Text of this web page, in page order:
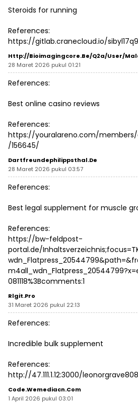
Steroids for running
References:
https://gitlab.cranecloud.io/
Http://bioimagingcore.be/q2a/user/
28 Maret 2026 pukul 01:21
References:
Best online casino reviews
References:
https://youralareno.com/
/156645/
Dartfreundephilippsthal.de
28 Maret 2026 pukul 03:57
References:
Best legal supplement for muscle
References:
https://bw-feldpost-
portal.de/
081118%3Bcomments:1
Rlgit.pro
31 Maret 2026 pukul 22:13
References:
Incredible bulk supplement
References:
http://47.111.1.12:3000/leonorgrave808
Code.wemediacn.com
1 April 2026 pukul 03:01